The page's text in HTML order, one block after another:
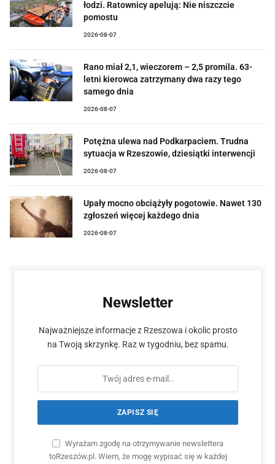
łodzi. Ratownicy apelują: Nie niszczcie
pomostu
2026-08-07
Rano miał 2,1, wieczorem – 2,5 promila. 63-
letni kierowca zatrzymany dwa razy tego
samego dnia
2026-08-07
Potężna ulewa nad Podkarpaciem. Trudna
sytuacja w Rzeszowie, dziesiątki interwencji
2026-08-07
Upały mocno obciążyły pogotowie. Nawet 130
zgłoszeń więcej każdego dnia
2026-08-07
Newsletter
Najważniejsze informacje z Rzeszowa i okolic prosto
na Twoją skrzynkę. Raz w tygodniu, bez spamu.
Wyrażam zgodę na otrzymywanie newslettera
toRzeszów.pl. Wiem, że mogę wypisać się w każdej